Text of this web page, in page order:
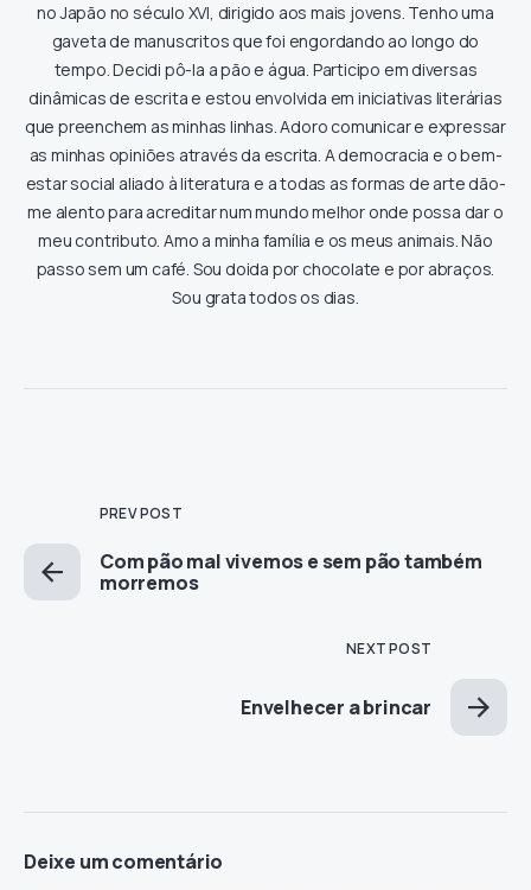
no Japão no século XVI, dirigido aos mais jovens. Tenho uma
gaveta de manuscritos que foi engordando ao longo do
tempo. Decidi pô-la a pão e água. Participo em diversas
dinâmicas de escrita e estou envolvida em iniciativas literárias
que preenchem as minhas linhas. Adoro comunicar e expressar
as minhas opiniões através da escrita. A democracia e o bem-
estar social aliado à literatura e a todas as formas de arte dão-
me alento para acreditar num mundo melhor onde possa dar o
meu contributo. Amo a minha família e os meus animais. Não
passo sem um café. Sou doida por chocolate e por abraços.
Sou grata todos os dias.
PREV POST
Com pão mal vivemos e sem pão também
morremos
NEXT POST
Envelhecer a brincar
Deixe um comentário